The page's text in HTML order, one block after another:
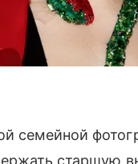
семейной
старшую